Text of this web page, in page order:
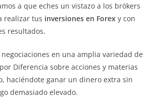
a que eches un vistazo a los brókers
realizar tus inversiones en Forex y con
resultados.
en una amplia variedad de
Diferencia sobre acciones y materias
haciéndote ganar un dinero extra sin
demasiado elevado.